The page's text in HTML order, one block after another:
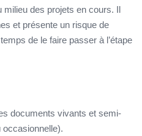
milieu des projets en cours. Il
et présente un risque de
de le faire passer à l’étape
documents vivants et semi-
occasionnelle).